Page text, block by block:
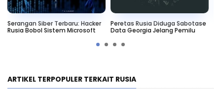
Serangan Siber Terbaru: Hacker
Rusia Bobol Sistem Microsoft
Peretas Rusia Diduga Sabotase
Data Georgia Jelang Pemilu
ARTIKEL TERPOPULER TERKAIT RUSIA